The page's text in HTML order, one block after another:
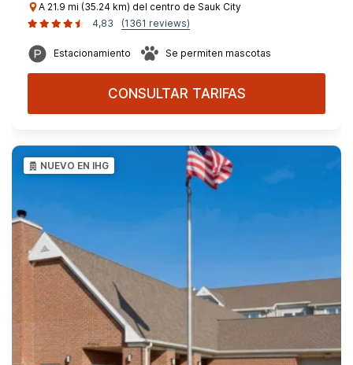
A 21.9 mi (35.24 km) del centro de Sauk City
4,83
(1361 reviews)
Estacionamiento Se permiten mascotas
CONSULTAR TARIFAS
NUEVO EN IHG